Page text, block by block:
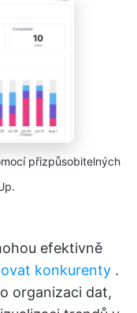
přizpůsobitelných
efektivně
konkurenty .
organizaci dat,